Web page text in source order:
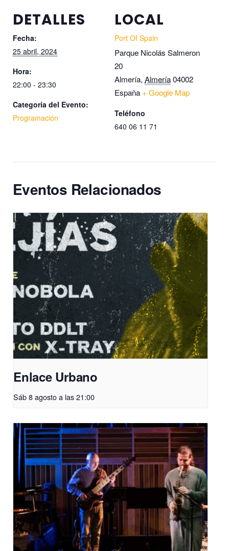
DETALLES
Fecha:
25 abril, 2024
Hora:
22:00 - 23:30
Categoría del Evento:
Programación
LOCAL
Port Of Spain
Parque Nicolás Salmeron
20
Almería, Almería04002
España + Google Map
Teléfono
640 06 11 71
Eventos Relacionados
Enlace Urbano
Sáb 8 agosto a las 21:00